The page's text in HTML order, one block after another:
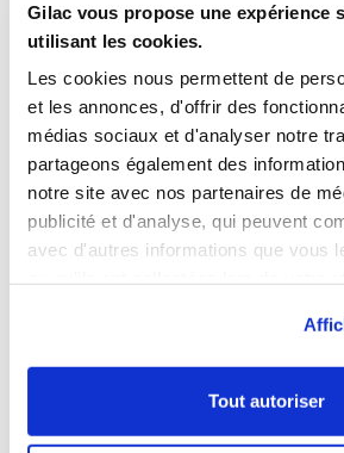
Gilac vous propose une expérience
utilisant les cookies.
Les cookies nous permettent de
et les annonces, d'offrir des
médias sociaux et d'analyser notre
partageons également des
notre site avec nos partenaires de
publicité et d'analyse, qui peuvent
avec d'autres informations que vous
Tout autoriser
1
Large volume container - 4
pivoting wheels (2 brakes)
€547.09 HT
Capacity
100 L 170 L
220 L
310 L
500 L
Colour
310 L